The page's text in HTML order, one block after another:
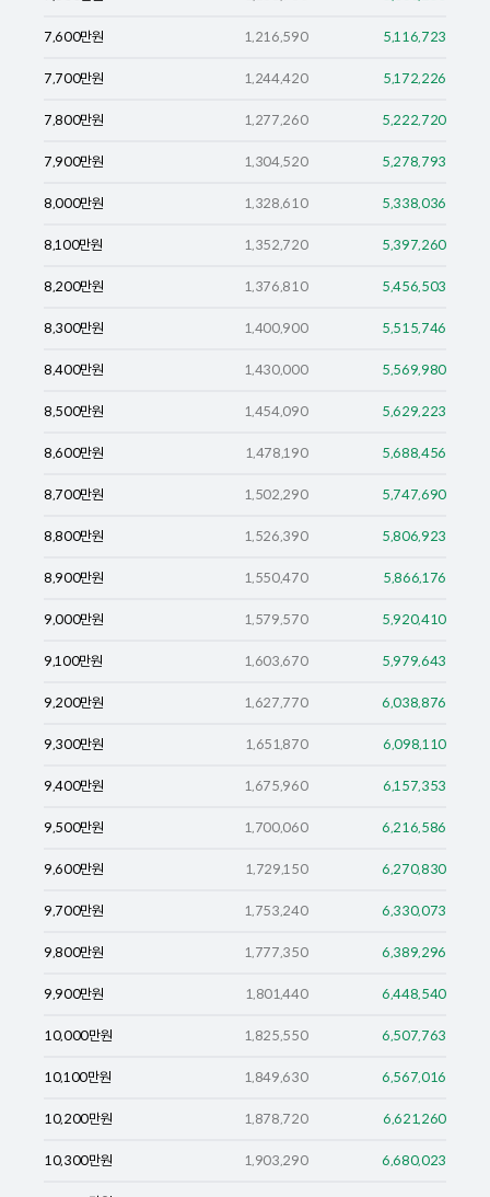
7,600만원 1,216,590 5,116,723
7,700만원 1,244,420 5,172,226
7,800만원 1,277,260 5,222,720
7,900만원 1,304,520 5,278,793
8,000만원 1,328,610 5,338,036
8,100만원 1,352,720 5,397,260
8,200만원 1,376,810 5,456,503
8,300만원 1,400,900 5,515,746
8,400만원 1,430,000 5,569,980
8,500만원 1,454,090 5,629,223
8,600만원 1,478,190 5,688,456
8,700만원 1,502,290 5,747,690
8,800만원 1,526,390 5,806,923
8,900만원 1,550,470 5,866,176
9,000만원 1,579,570 5,920,410
9,100만원 1,603,670 5,979,643
9,200만원 1,627,770 6,038,876
9,300만원 1,651,870 6,098,110
9,400만원 1,675,960 6,157,353
9,500만원 1,700,060 6,216,586
9,600만원 1,729,150 6,270,830
9,700만원 1,753,240 6,330,073
9,800만원 1,777,350 6,389,296
9,900만원 1,801,440 6,448,540
10,000만원 1,825,550 6,507,763
10,100만원 1,849,630 6,567,016
10,200만원 1,878,720 6,621,260
10,300만원 1,903,290 6,680,023